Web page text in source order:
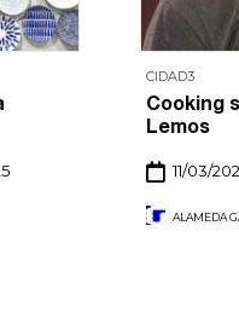
CIDAD3
Cooking
Lemos
11/03/
ALAMEDA